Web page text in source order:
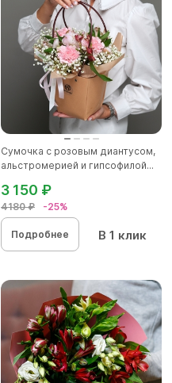
Сумочка с розовым диантусом,
альстромерией и гипсофилой...
4180 ₽ -25%
3 150 ₽
Подробнее В 1 клик